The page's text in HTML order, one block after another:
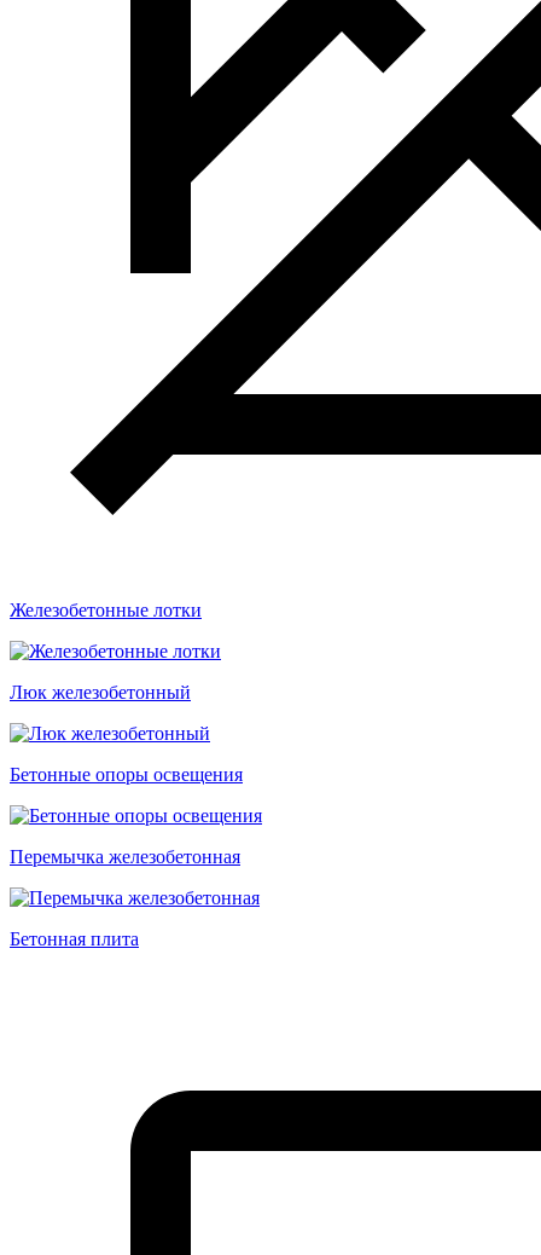
Железобетонные лотки
Люк железобетонный
Бетонные опоры освещения
Перемычка железобетонная
Бетонная плита